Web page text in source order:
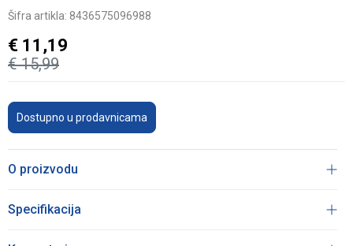
Šifra artikla: 8436575096988
€ 15,99
€ 11,19
Dostupno u prodavnicama
O proizvodu
Specifikacija